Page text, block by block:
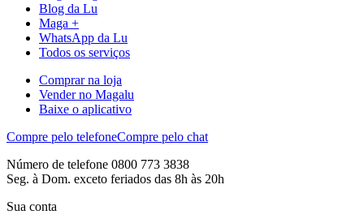
Blog da Lu
Maga +
WhatsApp da Lu
Todos os serviços
Comprar na loja
Vender no Magalu
Baixe o aplicativo
Compre pelo telefoneCompre pelo chat
Número de telefone 0800 773 3838
Seg. à Dom. exceto feriados das 8h às 20h
Sua conta